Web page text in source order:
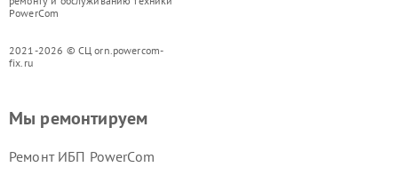
PowerCom
2021-2026 © СЦ orn.powercom-
fix.ru
Мы ремонтируем
Ремонт ИБП PowerCom